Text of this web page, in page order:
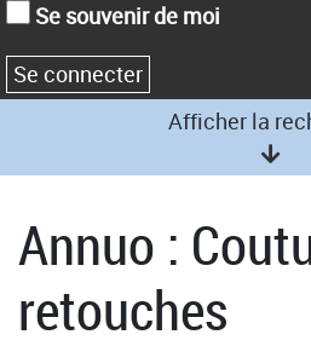
Se souvenir de moi
Afficher la
Annuo :
retouches